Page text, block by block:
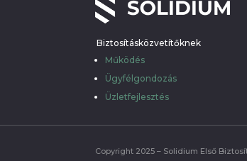
Biztosításközvetítőknek
Működés
Ügyfélgondozás
Üzletfejlesztés
Copyright 2025 – Solidium Első